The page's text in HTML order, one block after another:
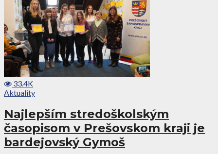
33.4K
Aktuality
Najlepším stredoškolským
časopisom v Prešovskom kraji je
bardejovský Gymoš